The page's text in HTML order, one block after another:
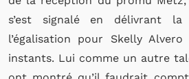
s’est signalé en délivrant la
l’égalisation pour Skelly
instants. Lui comme un autre